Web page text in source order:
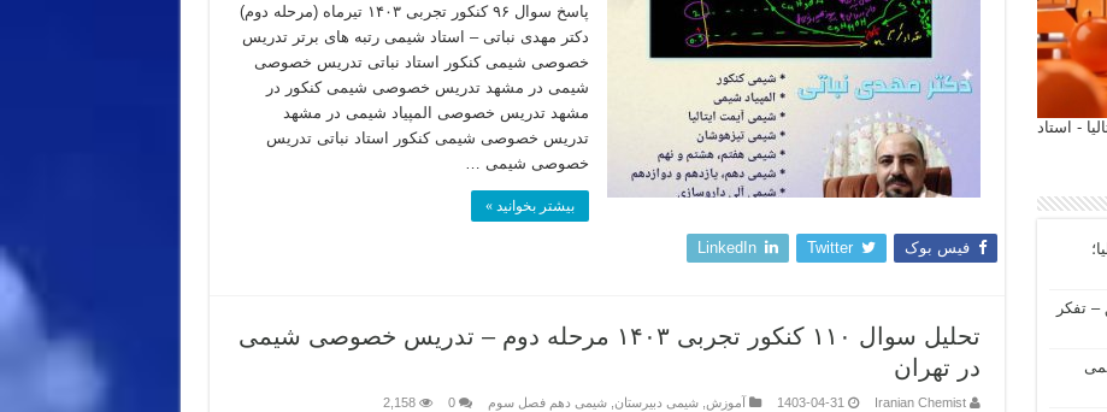
پاسخ سوال ۹۶ کنکور تجربی ۱۴۰۳ تیرماه (مرحله دوم)
دکتر مهدی نباتی – استاد شیمی رتبه های برتر تدریس
خصوصی شیمی کنکور استاد نباتی تدریس خصوصی
شیمی در مشهد تدریس خصوصی شیمی کنکور در
مشهد تدریس خصوصی المپیاد شیمی در مشهد
تدریس خصوصی شیمی کنکور استاد نباتی تدریس
خصوصی شیمی …
بیشتر بخوانید »
فیس بوک Twitter
LinkedIn
تحلیل سوال ۱۱۰ کنکور تجربی ۱۴۰۳ مرحله دوم – تدریس خصوصی شیمی
در تهران
Iranian Chemist
1403-04-31 آموزش ,شیمی دبیرستان ,شیمی دهم فصل سوم 0
2,158
جامع آنلاین شیمی آیمت 2027 ایتالیا - استاد
– تفکر